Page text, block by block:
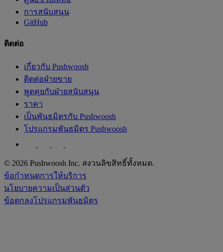
การสนับสนุน
GitHub
ติดต่อ
เกี่ยวกับ Pushwoosh
ติดต่อฝ่ายขาย
พูดคุยกับฝ่ายสนับสนุน
ราคา
เป็นพันธมิตรกับ Pushwoosh
โปรแกรมพันธมิตร Pushwoosh
© 2026 Pushwoosh Inc. สงวนลิขสิทธิ์ทั้งหมด.
ข้อกำหนดการให้บริการ
นโยบายความเป็นส่วนตัว
ข้อตกลงโปรแกรมพันธมิตร